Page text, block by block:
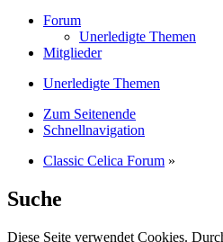
Forum
Unerledigte Themen
Mitglieder
Unerledigte Themen
Zum Seitenende
Schnellnavigation
Classic Celica Forum »
Suche
Diese Seite verwendet Cookies.